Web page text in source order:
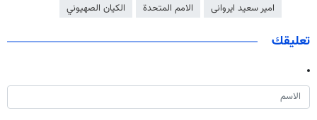
امیر سعید ایروانی الامم المتحدة الكيان الصهيوني
تعليقك